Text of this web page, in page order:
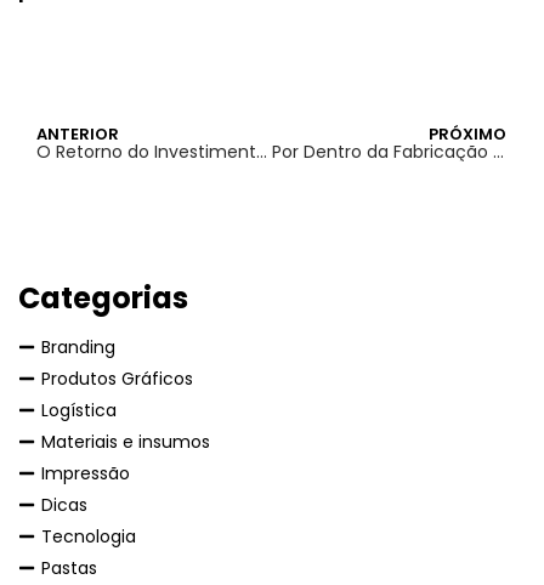
ANTERIOR
O Retorno do Investimento em Publicidade em Revistas
PRÓXIMO
Por Dentro da Fabricação de Cartazes: Um Olhar Detalhado no Processo de Produção
Categorias
Branding
Produtos Gráficos
Logística
Materiais e insumos
Impressão
Dicas
Tecnologia
Pastas